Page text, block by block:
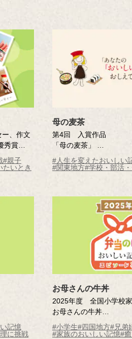
、作文
秀賞
#親子
たいとき
母の麦茶
第4回 入賞作品
「母の麦茶」
井上 秀子さん（東京都
※年齢は応募時
#人生を変えたおいしい
#関東地方#学校・部活
伊敷台
記憶
に挑戦
お母さんの牛丼
2025年度 全国小学校
お母さんの牛丼
高尾 咲和（香川県 高
年 ）
#小学生#四国地方#兄弟
#家族のおいしい記憶#